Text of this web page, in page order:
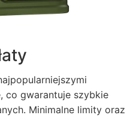
co gwarantuje szybkie
Minimalne limity oraz